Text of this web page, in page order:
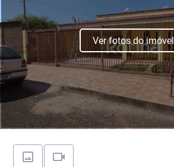
Ver fotos do imóvel